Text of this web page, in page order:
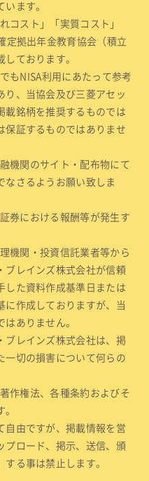
ます。
コスト」「実質コスト」
定拠出年金教育協会（積立
ております。
もNISA利用にあたって参考
り、当協会及び三菱アセッ
載銘柄を推奨するものでは
保証するものではありませ
機関のサイト・配布物にて
なさるようお願い致しま
券における報酬等が発生す
機関・投資信託業者等から
ブレインズ株式会社が信頼
した資料作成基準日または
に作成しておりますが、当
ありません。
ブレインズ株式会社は、掲
一切の損害について何らの
作権法、各種条約およびそ
自由ですが、掲載情報を営
プロード、掲示、送信、頒
る事は禁止します。